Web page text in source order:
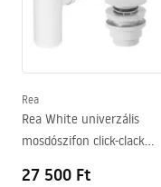
Szélesség
Forma
Csaptelep szerelési lyuk
Garanciális
Rea
Rea White univerzális
mosdószifon click-clack
27 500 Ft